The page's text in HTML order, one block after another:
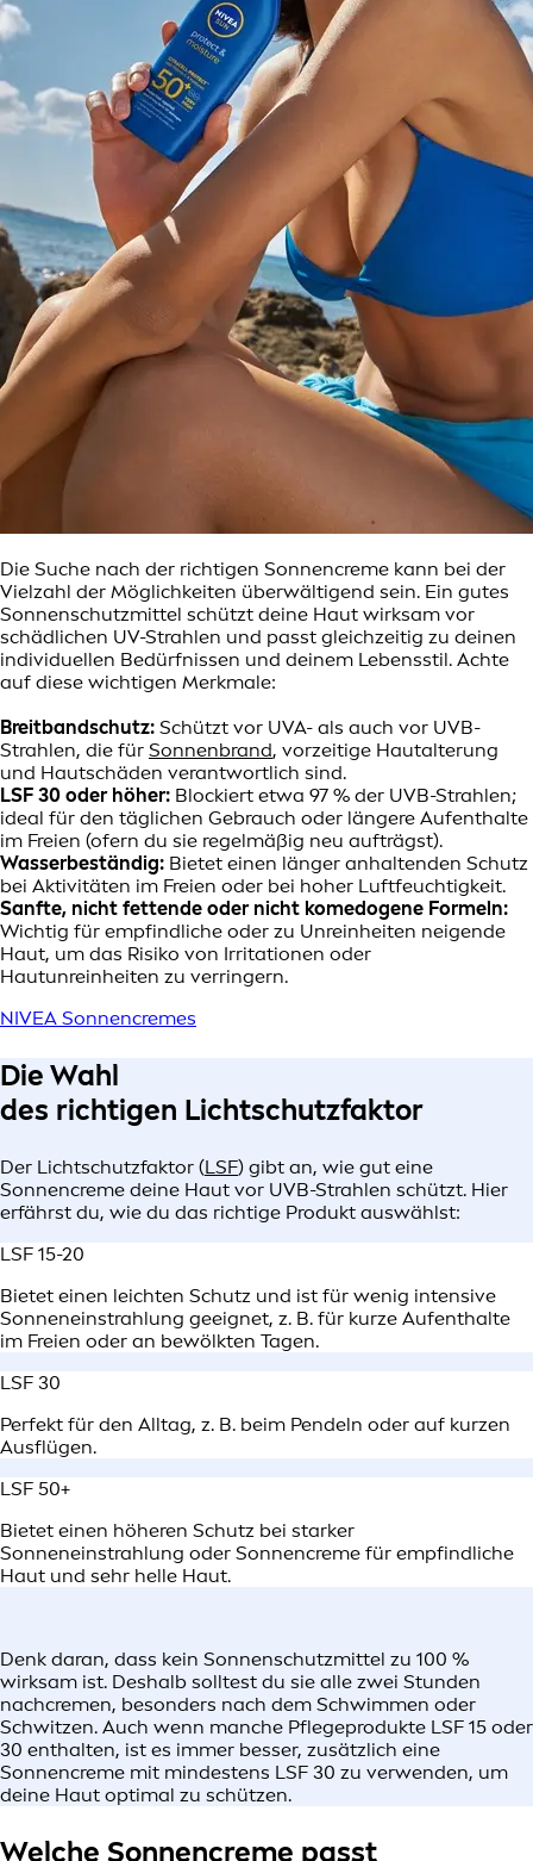
Die Suche nach der richtigen Sonnencreme kann bei der
Vielzahl der Möglichkeiten überwältigend sein. Ein gutes
Sonnenschutzmittel schützt deine Haut wirksam vor
schädlichen UV-Strahlen und passt gleichzeitig zu deinen
individuellen Bedürfnissen und deinem Lebensstil. Achte
auf diese wichtigen Merkmale:
Breitbandschutz: Schützt vor UVA- als auch vor UVB-
Strahlen, die für Sonnenbrand, vorzeitige Hautalterung
und Hautschäden verantwortlich sind.
LSF 30 oder höher: Blockiert etwa 97 % der UVB-Strahlen;
ideal für den täglichen Gebrauch oder längere Aufenthalte
im Freien (ofern du sie regelmäßig neu aufträgst).
Wasserbeständig: Bietet einen länger anhaltenden Schutz
bei Aktivitäten im Freien oder bei hoher Luftfeuchtigkeit.
Sanfte, nicht fettende oder nicht komedogene Formeln:
Wichtig für empfindliche oder zu Unreinheiten neigende
Haut, um das Risiko von Irritationen oder
Hautunreinheiten zu verringern.
NIVEA Sonnencremes
Die Wahl
des richtigen Lichtschutzfaktor
Der Lichtschutzfaktor (LSF) gibt an, wie gut eine
Sonnencreme deine Haut vor UVB-Strahlen schützt. Hier
erfährst du, wie du das richtige Produkt auswählst:
LSF 15-20
Bietet einen leichten Schutz und ist für wenig intensive
Sonneneinstrahlung geeignet, z. B. für kurze Aufenthalte
im Freien oder an bewölkten Tagen.
LSF 30
Perfekt für den Alltag, z. B. beim Pendeln oder auf kurzen
Ausflügen.
LSF 50+
Bietet einen höheren Schutz bei starker
Sonneneinstrahlung oder Sonnencreme für empfindliche
Haut und sehr helle Haut.
Denk daran, dass kein Sonnenschutzmittel zu 100 %
wirksam ist. Deshalb solltest du sie alle zwei Stunden
nachcremen, besonders nach dem Schwimmen oder
Schwitzen. Auch wenn manche Pflegeprodukte LSF 15 oder
30 enthalten, ist es immer besser, zusätzlich eine
Sonnencreme mit mindestens LSF 30 zu verwenden, um
deine Haut optimal zu schützen.
Welche Sonnencreme passt